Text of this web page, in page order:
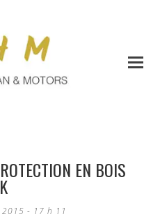
EN BOIS
- 17 h 11